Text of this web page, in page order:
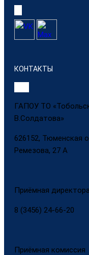
КОНТАКТЫ
ГАПОУ ТО
В.Солдатова»
626152, Тюменская
Ремезова, 27 А
Приёмная директора
8 (3456) 24-66-20
Приёмная комиссия